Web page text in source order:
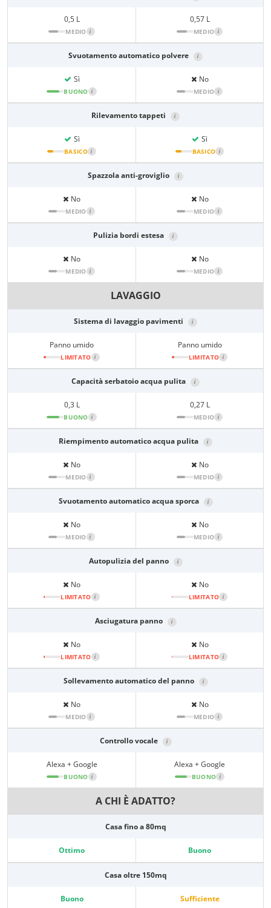
0,5 L
MEDIO i
0,57 L
MEDIO i
Svuotamento automatico polvere i
Sì
BUONO i
No
MEDIO i
Rilevamento tappeti i
Sì
BASICO i
Sì
BASICO i
Spazzola anti-groviglio i
No
MEDIO i
No
MEDIO i
Pulizia bordi estesa i
No
MEDIO i
No
MEDIO i
LAVAGGIO
Sistema di lavaggio pavimenti i
Panno umido
LIMITATO i
Panno umido
LIMITATO i
Capacità serbatoio acqua pulita i
0,3 L
BUONO i
0,27 L
MEDIO i
Riempimento automatico acqua pulita i
No
MEDIO i
No
MEDIO i
Svuotamento automatico acqua sporca i
No
MEDIO i
No
MEDIO i
Autopulizia del panno i
No
LIMITATO i
No
LIMITATO i
Asciugatura panno i
No
LIMITATO i
No
LIMITATO i
Sollevamento automatico del panno i
No
MEDIO i
No
MEDIO i
Controllo vocale i
Alexa + Google
BUONO i
Alexa + Google
BUONO i
A CHI È ADATTO?
Casa fino a 80mq
Ottimo Buono
Casa oltre 150mq
Buono Sufficiente